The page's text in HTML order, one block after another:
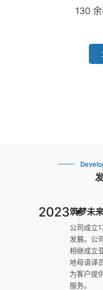
130 余
2023筑梦未
公司成立
发展。公
相继成立
地母语译
为客户提
服务。